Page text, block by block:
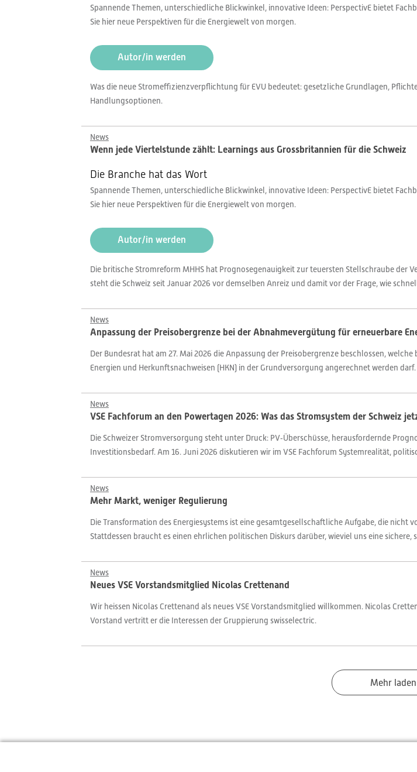
Spannende Themen, unterschiedliche Blickwinkel, innovative Ideen: PerspectivE bietet
Sie hier neue Perspektiven für die Energiewelt von morgen.
Autor/in werden
Was die neue Stromeffizienzverpflichtung für EVU bedeutet: gesetzliche Grundlagen,
Handlungsoptionen.
News
Wenn jede Viertelstunde zählt: Learnings aus Grossbritannien für die Schweiz
Die Branche hat das Wort
Spannende Themen, unterschiedliche Blickwinkel, innovative Ideen: PerspectivE bietet
Sie hier neue Perspektiven für die Energiewelt von morgen.
Autor/in werden
Die britische Stromreform MHHS hat Prognosegenauigkeit zur teuersten Stellschraube der
steht die Schweiz seit Januar 2026 vor demselben Anreiz und damit vor der Frage, wie
News
Anpassung der Preisobergrenze bei der Abnahmevergütung für erneuerbare
Der Bundesrat hat am 27. Mai 2026 die Anpassung der Preisobergrenze beschlossen,
Energien und Herkunftsnachweisen (HKN) in der Grundversorgung angerechnet werden darf.
News
VSE Fachforum an den Powertagen 2026: Was das Stromsystem der Schweiz
Die Schweizer Stromversorgung steht unter Druck: PV‑Überschüsse, herausfordernde
Investitionsbedarf. Am 16. Juni 2026 diskutieren wir im VSE Fachforum Systemrealität,
News
Mehr Markt, weniger Regulierung
Die Transformation des Energiesystems ist eine gesamtgesellschaftliche Aufgabe, die nicht
Stattdessen braucht es einen ehrlichen politischen Diskurs darüber, wieviel uns eine
News
Neues VSE Vorstandsmitglied Nicolas Crettenand
Wir heissen Nicolas Crettenand als neues VSE Vorstandsmitglied willkommen. Nicolas
Vorstand vertritt er die Interessen der Gruppierung swisselectric.
Mehr laden